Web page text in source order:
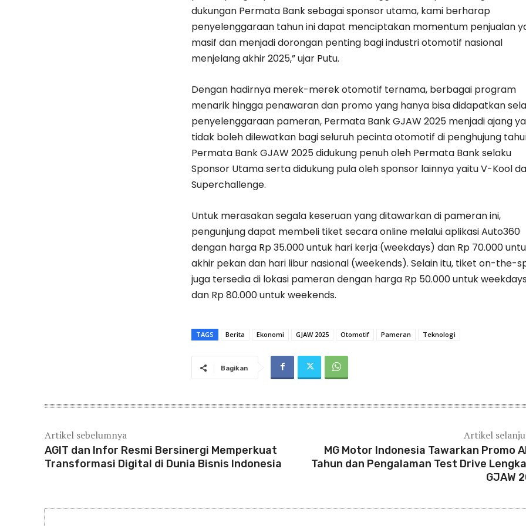
dukungan Permata Bank sebagai sponsor utama, kami berharap
penyelenggaraan tahun ini dapat menciptakan momentum penjualan
masif dan menjadi dorongan penting bagi industri otomotif nasional
menjelang akhir 2025,” ujar Putu.
Dengan hadirnya merek-merek otomotif ternama, berbagai program
menarik hingga penawaran dan promo yang hanya bisa didapatkan
penyelenggaraan pameran, Permata Bank GJAW 2025 menjadi ajang
tidak boleh dilewatkan bagi seluruh pecinta otomotif di penghujung
Permata Bank GJAW 2025 didukung penuh oleh Permata Bank selaku
Sponsor Utama serta didukung pula oleh sponsor lainnya yaitu V-Kool
Superchallenge.
Untuk merasakan segala keseruan yang ditawarkan di pameran ini,
pengunjung dapat membeli tiket secara online melalui aplikasi Auto360
dengan harga Rp 35.000 untuk hari kerja (weekdays) dan Rp 70.000
akhir pekan dan hari libur nasional (weekends). Selain itu, tiket on-the-
juga tersedia di lokasi pameran dengan harga Rp 50.000 untuk weekdays
dan Rp 80.000 untuk weekends.
TAGS Berita Ekonomi GJAW 2025 Otomotif Pameran Teknologi
Bagikan
Artikel sebelumnya
AGIT dan Infor Resmi Bersinergi Memperkuat
Transformasi Digital di Dunia Bisnis Indonesia
Artikel
MG Motor Indonesia Tawarkan Promo
Tahun dan Pengalaman Test Drive
GJAW